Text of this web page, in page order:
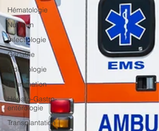
Hématologie
Nutrition
Infectiologie
Gériatrie
Odontologie
Réanimation
Hépato-Gastro-
entérologie
Transplantation